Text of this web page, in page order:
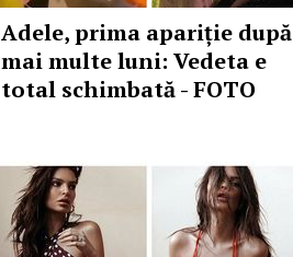
Adele, prima apariție după
mai multe luni: Vedeta e
total schimbată - FOTO